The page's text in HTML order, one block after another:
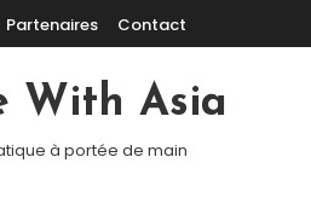
Partenaires Contact
With Asia
à portée de main